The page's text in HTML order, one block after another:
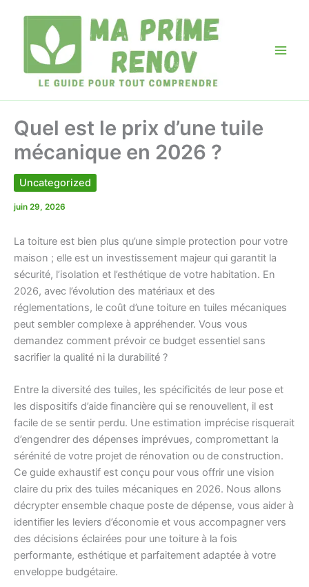
Quel est le prix d’une tuile
mécanique en 2026 ?
Uncategorized
juin 29, 2026
La toiture est bien plus qu’une simple protection pour votre
maison ; elle est un investissement majeur qui garantit la
sécurité, l’isolation et l’esthétique de votre habitation. En
2026, avec l’évolution des matériaux et des
réglementations, le coût d’une toiture en tuiles mécaniques
peut sembler complexe à appréhender. Vous vous
demandez comment prévoir ce budget essentiel sans
sacrifier la qualité ni la durabilité ?
Entre la diversité des tuiles, les spécificités de leur pose et
les dispositifs d’aide financière qui se renouvellent, il est
facile de se sentir perdu. Une estimation imprécise risquerait
d’engendrer des dépenses imprévues, compromettant la
sérénité de votre projet de rénovation ou de construction.
Ce guide exhaustif est conçu pour vous offrir une vision
claire du prix des tuiles mécaniques en 2026. Nous allons
décrypter ensemble chaque poste de dépense, vous aider à
identifier les leviers d’économie et vous accompagner vers
des décisions éclairées pour une toiture à la fois
performante, esthétique et parfaitement adaptée à votre
enveloppe budgétaire.